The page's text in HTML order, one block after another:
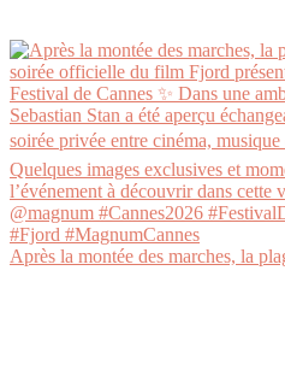
Après la montée des marches, la